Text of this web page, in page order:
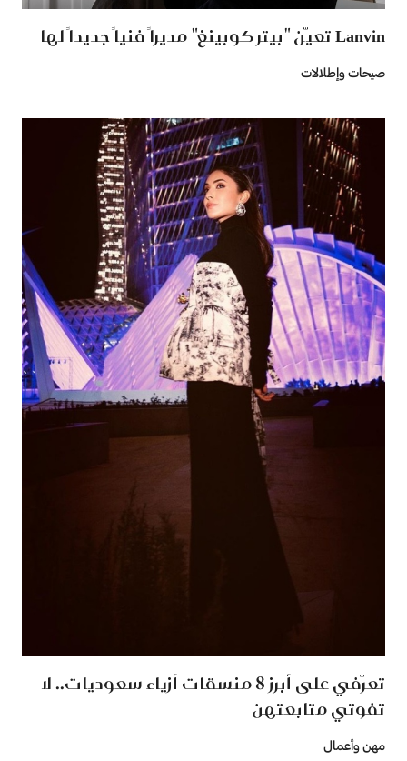
Lanvin تعيّن "بيتر كوبينغ" مديراً فنياً جديداً لها
صيحات وإطلالات
تعرّفي على أبرز 8 منسقات أزياء سعوديات.. لا
تفوتي متابعتهن
مهن وأعمال